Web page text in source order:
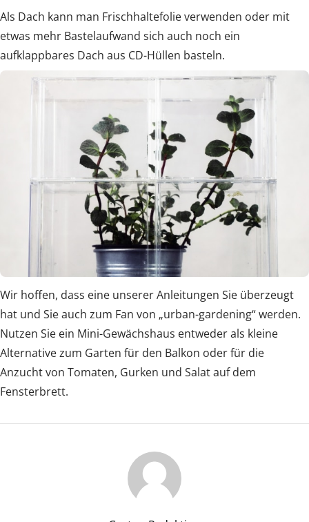
Als Dach kann man Frischhaltefolie verwenden oder mit
etwas mehr Bastelaufwand sich auch noch ein
aufklappbares Dach aus CD-Hüllen basteln.
Wir hoffen, dass eine unserer Anleitungen Sie überzeugt
hat und Sie auch zum Fan von „urban-gardening“ werden.
Nutzen Sie ein Mini-Gewächshaus entweder als kleine
Alternative zum Garten für den Balkon oder für die
Anzucht von Tomaten, Gurken und Salat auf dem
Fensterbrett.